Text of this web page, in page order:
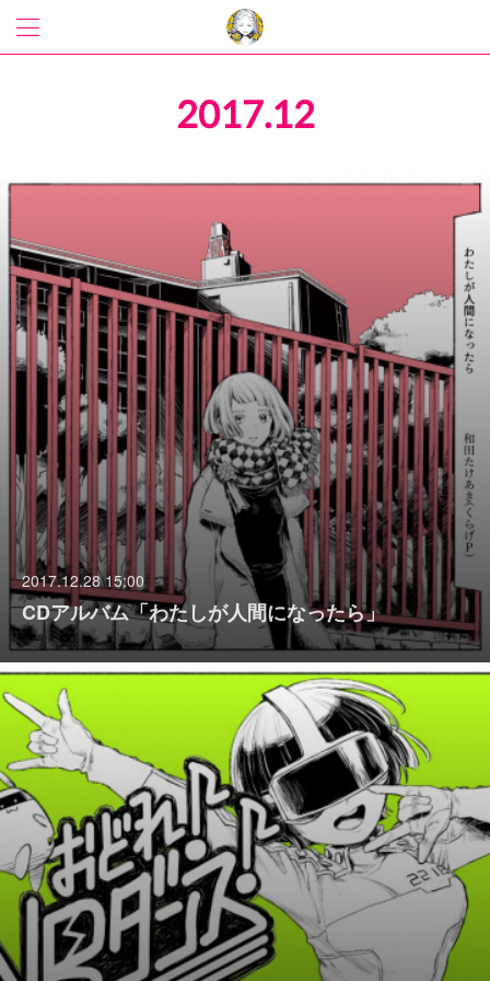
2017.12
2017.12.28 15:00
CDアルバム「わたしが人間になったら」